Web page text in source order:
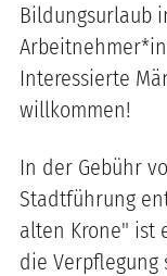
Bildungsurlaub
Interessierte
willkommen!
In der Gebühr
Stadtführung
alten Krone" ist
die